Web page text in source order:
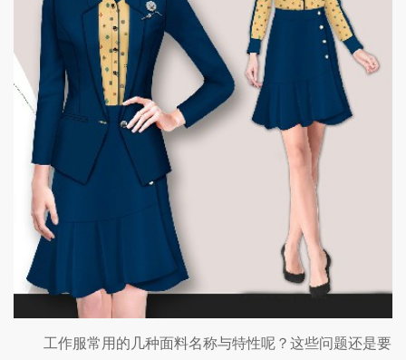
工作服常用的几种面料名称与特性呢？这些问题还是要